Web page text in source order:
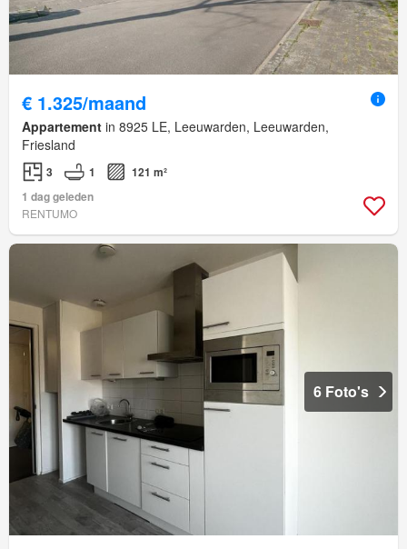
€ 1.325/maand
Appartement in 8925 LE, Leeuwarden, Leeuwarden,
Friesland
3 1
121 m²
1 dag geleden
RENTUMO
6 Foto's